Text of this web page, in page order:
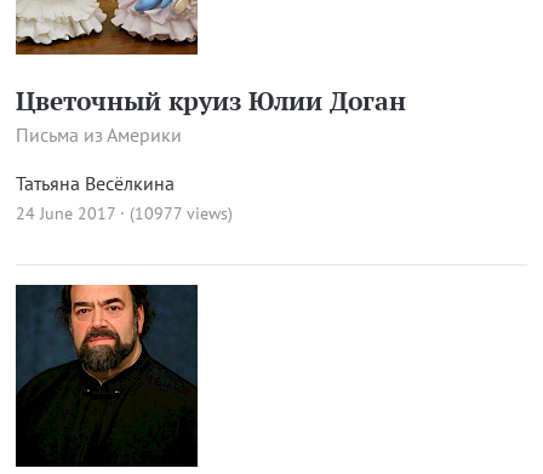
Цветочный круиз Юлии Доган
Письма из Америки
Татьяна Весёлкина
24 June 2017 · (10977 views)